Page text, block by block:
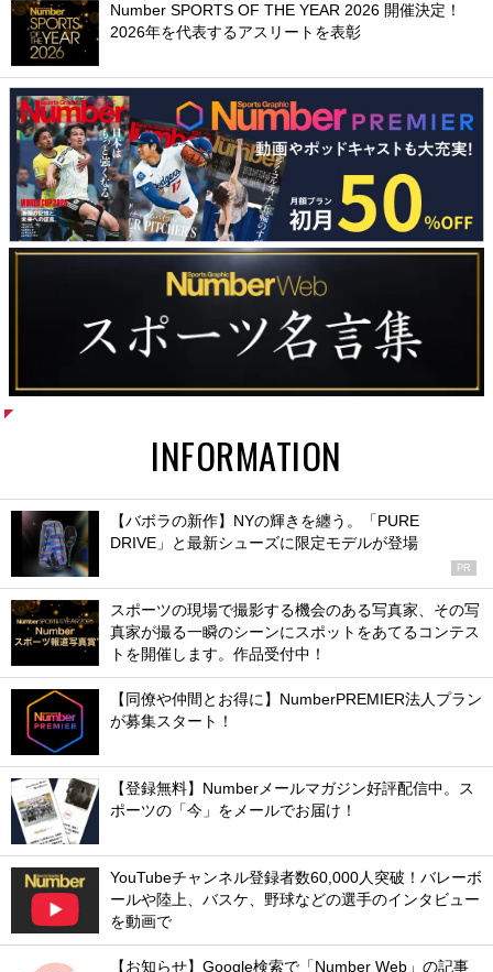
Number SPORTS OF THE YEAR 2026 開催決定！
2026年を代表するアスリートを表彰
INFORMATION
【バボラの新作】NYの輝きを纏う。「PURE
DRIVE」と最新シューズに限定モデルが登場
PR
スポーツの現場で撮影する機会のある写真家、その写
真家が撮る一瞬のシーンにスポットをあてるコンテス
トを開催します。作品受付中！
【同僚や仲間とお得に】NumberPREMIER法人プラン
が募集スタート！
【登録無料】Numberメールマガジン好評配信中。ス
ポーツの「今」をメールでお届け！
YouTubeチャンネル登録者数60,000人突破！バレーボ
ールや陸上、バスケ、野球などの選手のインタビュー
を動画で
【お知らせ】Google検索で「Number Web」の記事